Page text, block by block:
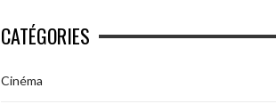
CATÉGORIES
Cinéma